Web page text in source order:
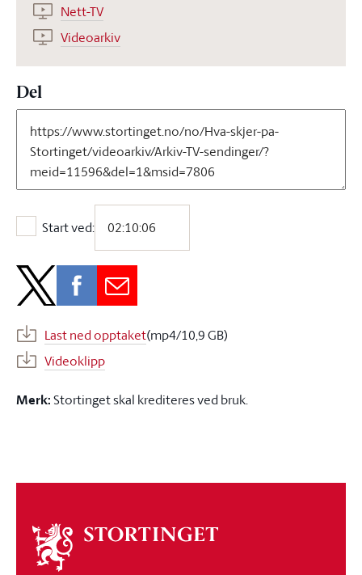
Nett-TV
Videoarkiv
Del
Start ved:
Start ved:
Last ned opptaket(mp4/10,9 GB)
Videoklipp
Merk:Stortinget skal krediteres ved bruk.
Om
stortinget